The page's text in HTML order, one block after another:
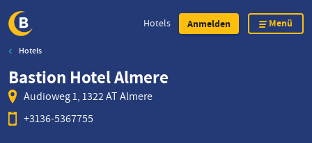
Direkt
zum
Inhalt
Hotels Anmelden Menü
Hotels
Bastion Hotel Almere
Audioweg 1, 1322 AT Almere
+3136-5367755